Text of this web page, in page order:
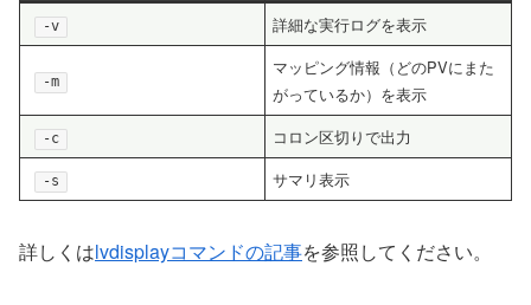
-v 詳細な実行ログを表示
-m
マッピング情報（どのPVにまた
がっているか）を表示
-c コロン区切りで出力
-s サマリ表示
詳しくはlvdisplayコマンドの記事を参照してください。